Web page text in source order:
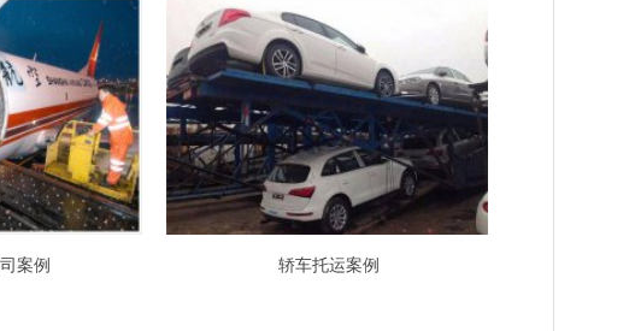
案例 轿车托运案例